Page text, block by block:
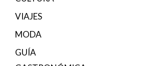
VIAJES
MODA
GUÍA